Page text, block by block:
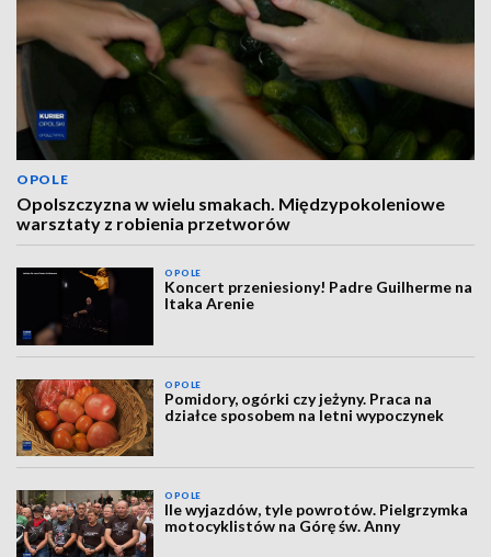
OPOLE
Opolszczyzna w wielu smakach. Międzypokoleniowe
warsztaty z robienia przetworów
OPOLE
Koncert przeniesiony! Padre Guilherme na
Itaka Arenie
OPOLE
Pomidory, ogórki czy jeżyny. Praca na
działce sposobem na letni wypoczynek
OPOLE
Ile wyjazdów, tyle powrotów. Pielgrzymka
motocyklistów na Górę św. Anny